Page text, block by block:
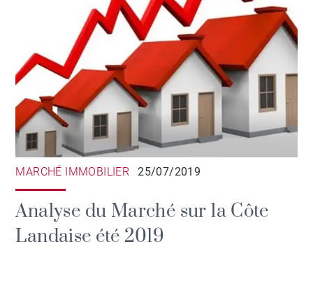
MARCHÉ IMMOBILIER 25/07/2019
Analyse du Marché sur la Côte
Landaise été 2019